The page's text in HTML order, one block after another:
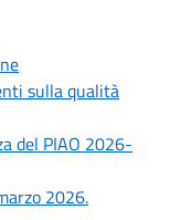
sulla qualità
del PIAO 2026-
2026.